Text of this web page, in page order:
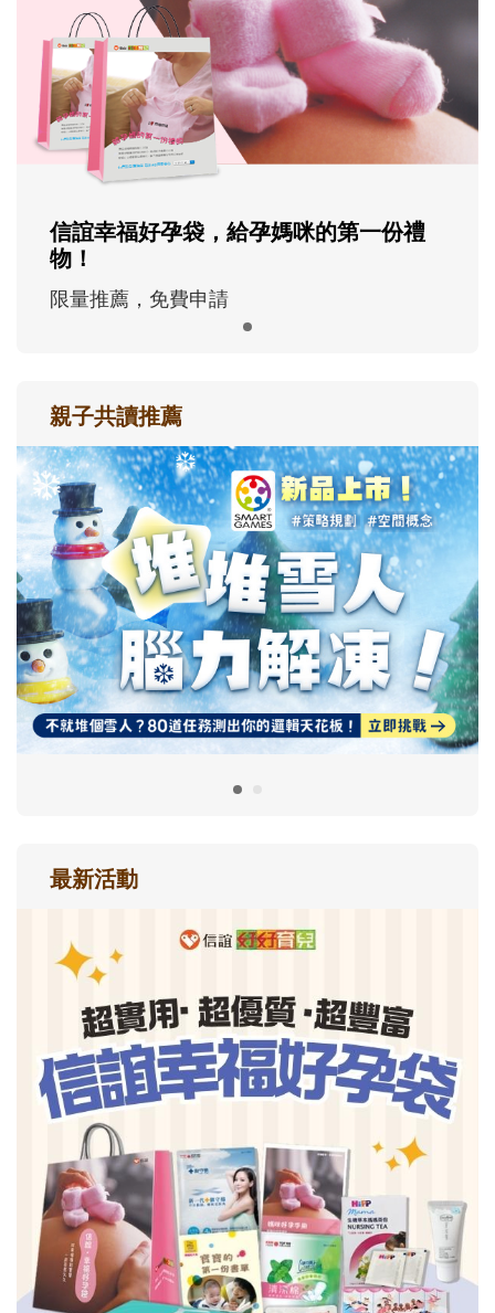
信誼幸福好孕袋，給孕媽咪的第一份禮
物！
限量推薦，免費申請
親子共讀推薦
最新活動